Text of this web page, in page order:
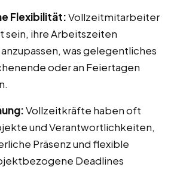
Flexibilität:Vollzeitmitarbeiter
sein, ihre Arbeitszeiten
was gelegentliches
oder an Feiertagen
Vollzeitkräfte haben oft
und Verantwortlichkeiten,
Präsenz und flexible
Deadlines